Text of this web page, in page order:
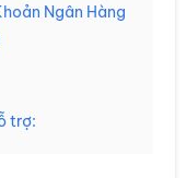
Ngân Hàng
trợ: